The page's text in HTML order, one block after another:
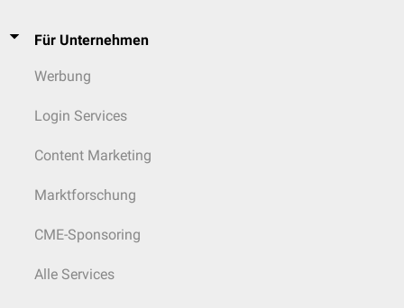
Für Unternehmen
Werbung
Login Services
Content Marketing
Marktforschung
CME-Sponsoring
Alle Services